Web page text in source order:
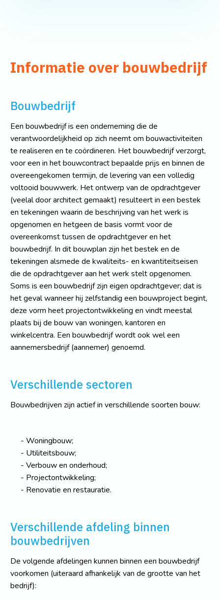
Informatie over bouwbedrijf
Bouwbedrijf
Een bouwbedrijf is een onderneming die de
verantwoordelijkheid op zich neemt om bouwactiviteiten
te realiseren en te coördineren. Het bouwbedrijf verzorgt,
voor een in het bouwcontract bepaalde prijs en binnen de
overeengekomen termijn, de levering van een volledig
voltooid bouwwerk. Het ontwerp van de opdrachtgever
(veelal door architect gemaakt) resulteert in een bestek
en tekeningen waarin de beschrijving van het werk is
opgenomen en hetgeen de basis vormt voor de
overeenkomst tussen de opdrachtgever en het
bouwbedrijf. In dit bouwplan zijn het bestek en de
tekeningen alsmede de kwaliteits- en kwantiteitseisen
die de opdrachtgever aan het werk stelt opgenomen.
Soms is een bouwbedrijf zijn eigen opdrachtgever; dat is
het geval wanneer hij zelfstandig een bouwproject begint,
deze vorm heet projectontwikkeling en vindt meestal
plaats bij de bouw van woningen, kantoren en
winkelcentra. Een bouwbedrijf wordt ook wel een
aannemersbedrijf (aannemer) genoemd.
Verschillende sectoren
Bouwbedrijven zijn actief in verschillende soorten bouw:
Woningbouw;
Utiliteitsbouw;
Verbouw en onderhoud;
Projectontwikkeling;
Renovatie en restauratie.
Verschillende afdeling binnen
bouwbedrijven
De volgende afdelingen kunnen binnen een bouwbedrijf
voorkomen (uiteraard afhankelijk van de grootte van het
bedrijf):